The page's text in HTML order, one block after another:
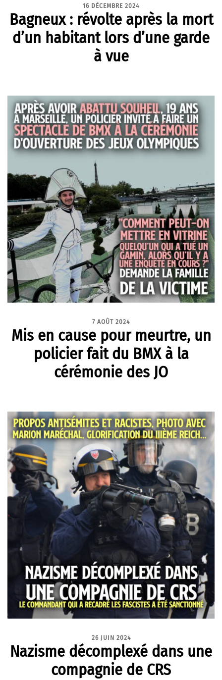
16 DÉCEMBRE 2024
Bagneux : révolte après la mort
d’un habitant lors d’une garde
à vue
7 AOÛT 2024
Mis en cause pour meurtre, un
policier fait du BMX à la
cérémonie des JO
26 JUIN 2024
Nazisme décomplexé dans une
compagnie de CRS